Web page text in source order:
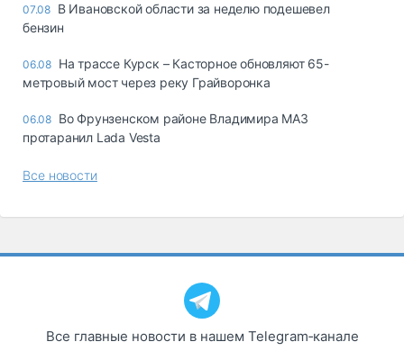
07.08 В Ивановской области за неделю подешевел
бензин
06.08 На трассе Курск – Касторное обновляют 65-
метровый мост через реку Грайворонка
06.08 Во Фрунзенском районе Владимира МАЗ
протаранил Lada Vesta
Все новости
Все главные новости в нашем Telegram‑канале